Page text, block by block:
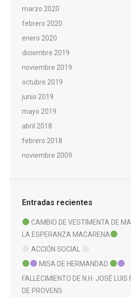
marzo 2020
febrero 2020
enero 2020
diciembre 2019
noviembre 2019
octubre 2019
junio 2019
mayo 2019
abril 2018
febrero 2018
noviembre 2009
Entradas recientes
CAMBIO DE VESTIMENTA DE
LA ESPERANZA MACARENA
ACCIÓN SOCIAL
MISA DE HERMANDAD
FALLECIMIENTO DE N.H. JOSÉ
DE PROVENS